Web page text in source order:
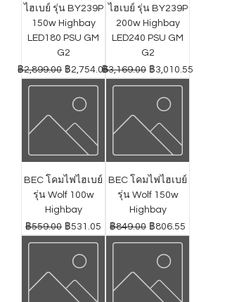
ไฮเบย์ รุ่น BY239P
150w Highbay
LED180 PSU GM
G2
ราคาปกติ
฿2,899.00 ราคาขายลด
฿2,754.05
ไฮเบย์ รุ่น BY239P
200w Highbay
LED240 PSU GM
G2
ราคาปกติ
฿3,169.00 ราคาขายลด
฿3,010.55
BEC โคมไฟไฮเบย์
รุ่น Wolf 100w
Highbay
ราคาปกติ
฿559.00 ราคาขายลด
฿531.05
BEC โคมไฟไฮเบย์
รุ่น Wolf 150w
Highbay
ราคาปกติ
฿849.00 ราคาขายลด
฿806.55